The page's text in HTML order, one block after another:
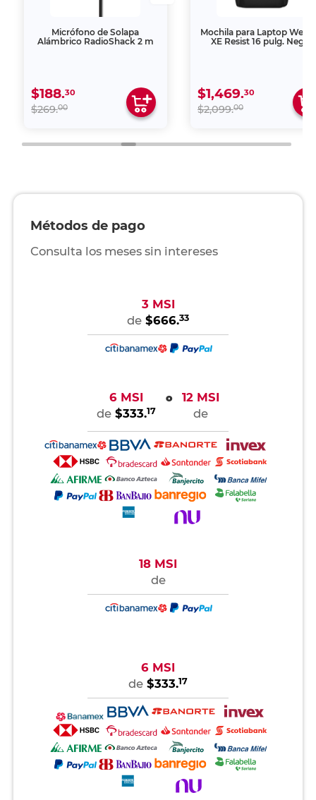
Micrófono de Solapa
Alámbrico RadioShack 2 m
$188.30
$269.00
Mochila para Laptop
XE Resist 16 pulg. Negro
$1,469.30
$2,099.00
Métodos de pago
Consulta los meses sin intereses
3 MSI
de $666.33
6 MSI
de $333.17
o
12 MSI
de
18 MSI
de
6 MSI
de $333.17